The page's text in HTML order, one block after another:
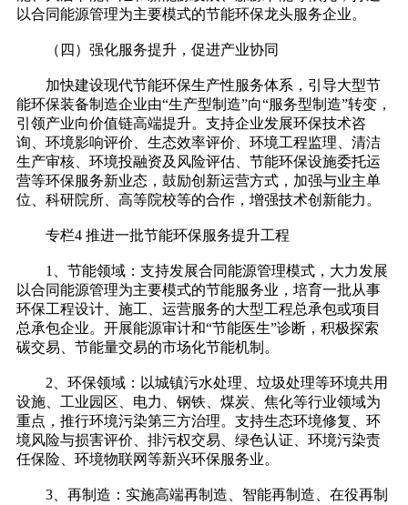
以合同能源管理为主要模式的节能环保龙头服务企业。
（四）强化服务提升，促进产业协同
加快建设现代节能环保生产性服务体系，引导大型节
能环保装备制造企业由“生产型制造”向“服务型制造”转变，
引领产业向价值链高端提升。支持企业发展环保技术咨
询、环境影响评价、生态效率评价、环境工程监理、清洁
生产审核、环境投融资及风险评估、节能环保设施委托运
营等环保服务新业态，鼓励创新运营方式，加强与业主单
位、科研院所、高等院校等的合作，增强技术创新能力。
专栏4 推进一批节能环保服务提升工程
1、节能领域：支持发展合同能源管理模式，大力发展
以合同能源管理为主要模式的节能服务业，培育一批从事
环保工程设计、施工、运营服务的大型工程总承包或项目
总承包企业。开展能源审计和“节能医生”诊断，积极探索
碳交易、节能量交易的市场化节能机制。
2、环保领域：以城镇污水处理、垃圾处理等环境共用
设施、工业园区、电力、钢铁、煤炭、焦化等行业领域为
重点，推行环境污染第三方治理。支持生态环境修复、环
境风险与损害评价、排污权交易、绿色认证、环境污染责
任保险、环境物联网等新兴环保服务业。
3、再制造：实施高端再制造、智能再制造、在役再制